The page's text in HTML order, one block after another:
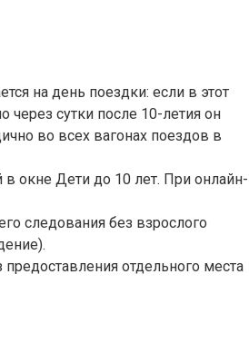
на день поездки: если в этот
через сутки после 10-летия он
во всех вагонах поездов в
в окне Дети до 10 лет. При онлайн-
следования без взрослого
отдельного места